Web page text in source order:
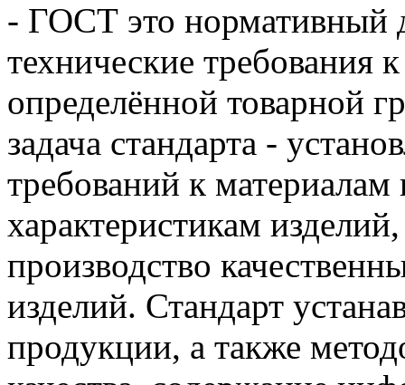
- ГОСТ это нормативный
технические требования
определённой товарной
задача стандарта -
требований к
характеристикам
производство
изделий. Стандарт
продукции, а также